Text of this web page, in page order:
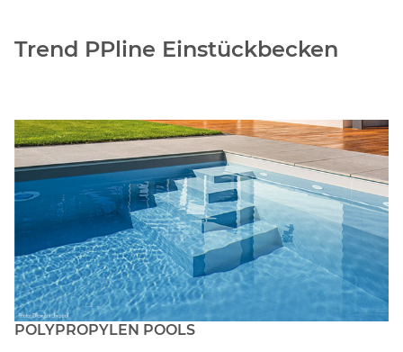
Trend PPline Einstückbecken
POLYPROPYLEN POOLS